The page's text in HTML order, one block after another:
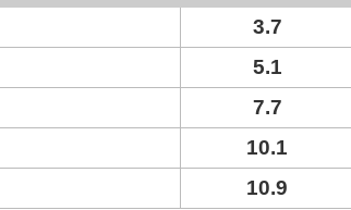
3.7
5.1
7.7
10.1
10.9